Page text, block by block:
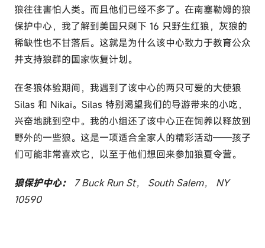
狼往往害怕人类。而且他们已经不多了。在南塞勒姆的狼
保护中心，我了解到美国只剩下 16 只野生红狼，灰狼的
稀缺性也不甘落后。这就是为什么该中心致力于教育公众
并支持狼群的国家恢复计划。
在冬狼体验期间，我遇到了该中心的两只可爱的大使狼
Silas 和 Nikai。Silas 特别渴望我们的导游带来的小吃，
兴奋地跳到空中。我的小组还了该中心正在饲养以释放到
野外的一些狼。这是一项适合全家人的精彩活动——孩子
们可能非常喜欢它，以至于他们想回来参加狼夏令营。
狼保护中心： 7 Buck Run St， South Salem， NY
10590